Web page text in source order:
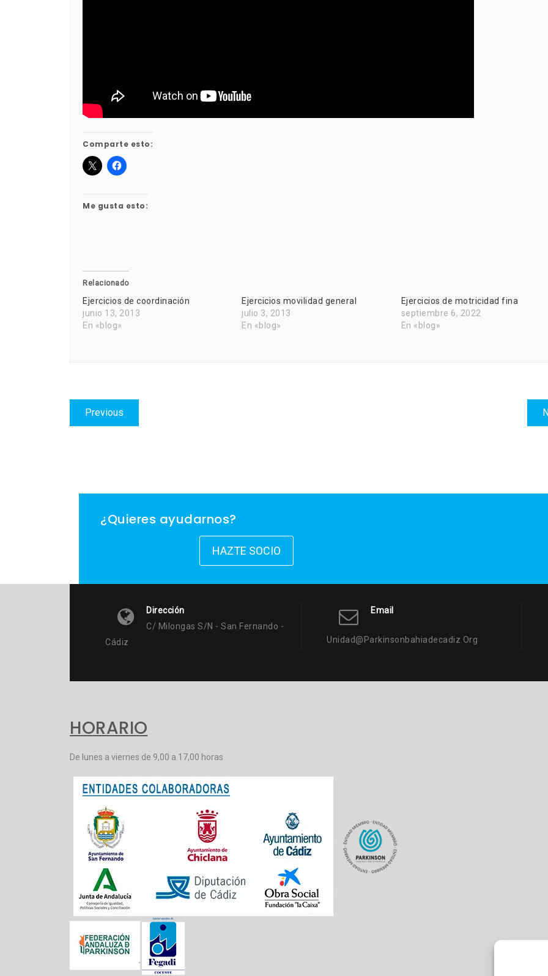
Comparte esto:
Me gusta esto:
Relacionado
Ejercicios de coordinación
junio 13, 2013
En «blog»
Ejercicios movilidad general
julio 3, 2013
En «blog»
Ejercicios de motricidad fina
septiembre 6, 2022
En «blog»
Navegación
de
Previous
post:
¿Quieres ayudarnos?
HAZTE SOCIO
Dirección
C/ Milongas S/n - San Fernando -
Cádiz
Email
Unidad@parkinsonbahiadecadiz.org
HORARIO
De lunes a viernes de 9,00 a 17,00 horas